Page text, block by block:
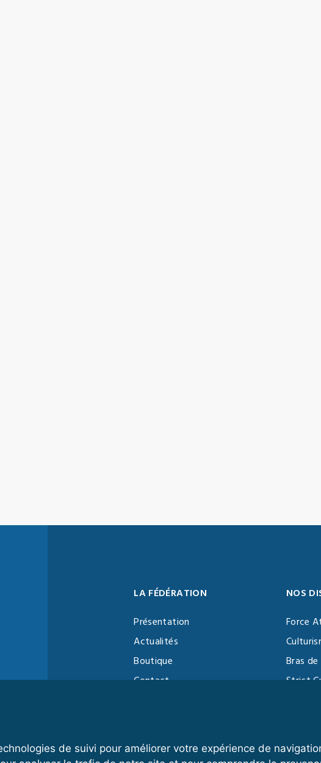
de suivi pour améliorer votre expérience de
LA FÉDÉRATION
Présentation
Actualités
Boutique
Contact
NOS
Force
Bras
Strict